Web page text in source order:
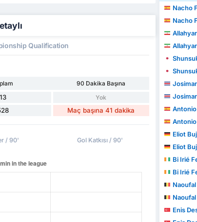
Qualification
90 Dakika Başına
13
Yok
Maç başına 41 dakika
/ 90' Gol Katkısı / 90'
Nacho
Nacho
Allahyar
Allahyar
Antonio
Antonio
Eliot
Eliot
Bi Irié
Bi Irié
Naoufal
Naoufal
Enis